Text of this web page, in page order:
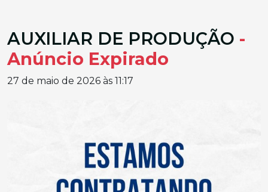
AUXILIAR DE PRODUÇÃO -
Anúncio Expirado
27 de maio de 2026 às 11:17